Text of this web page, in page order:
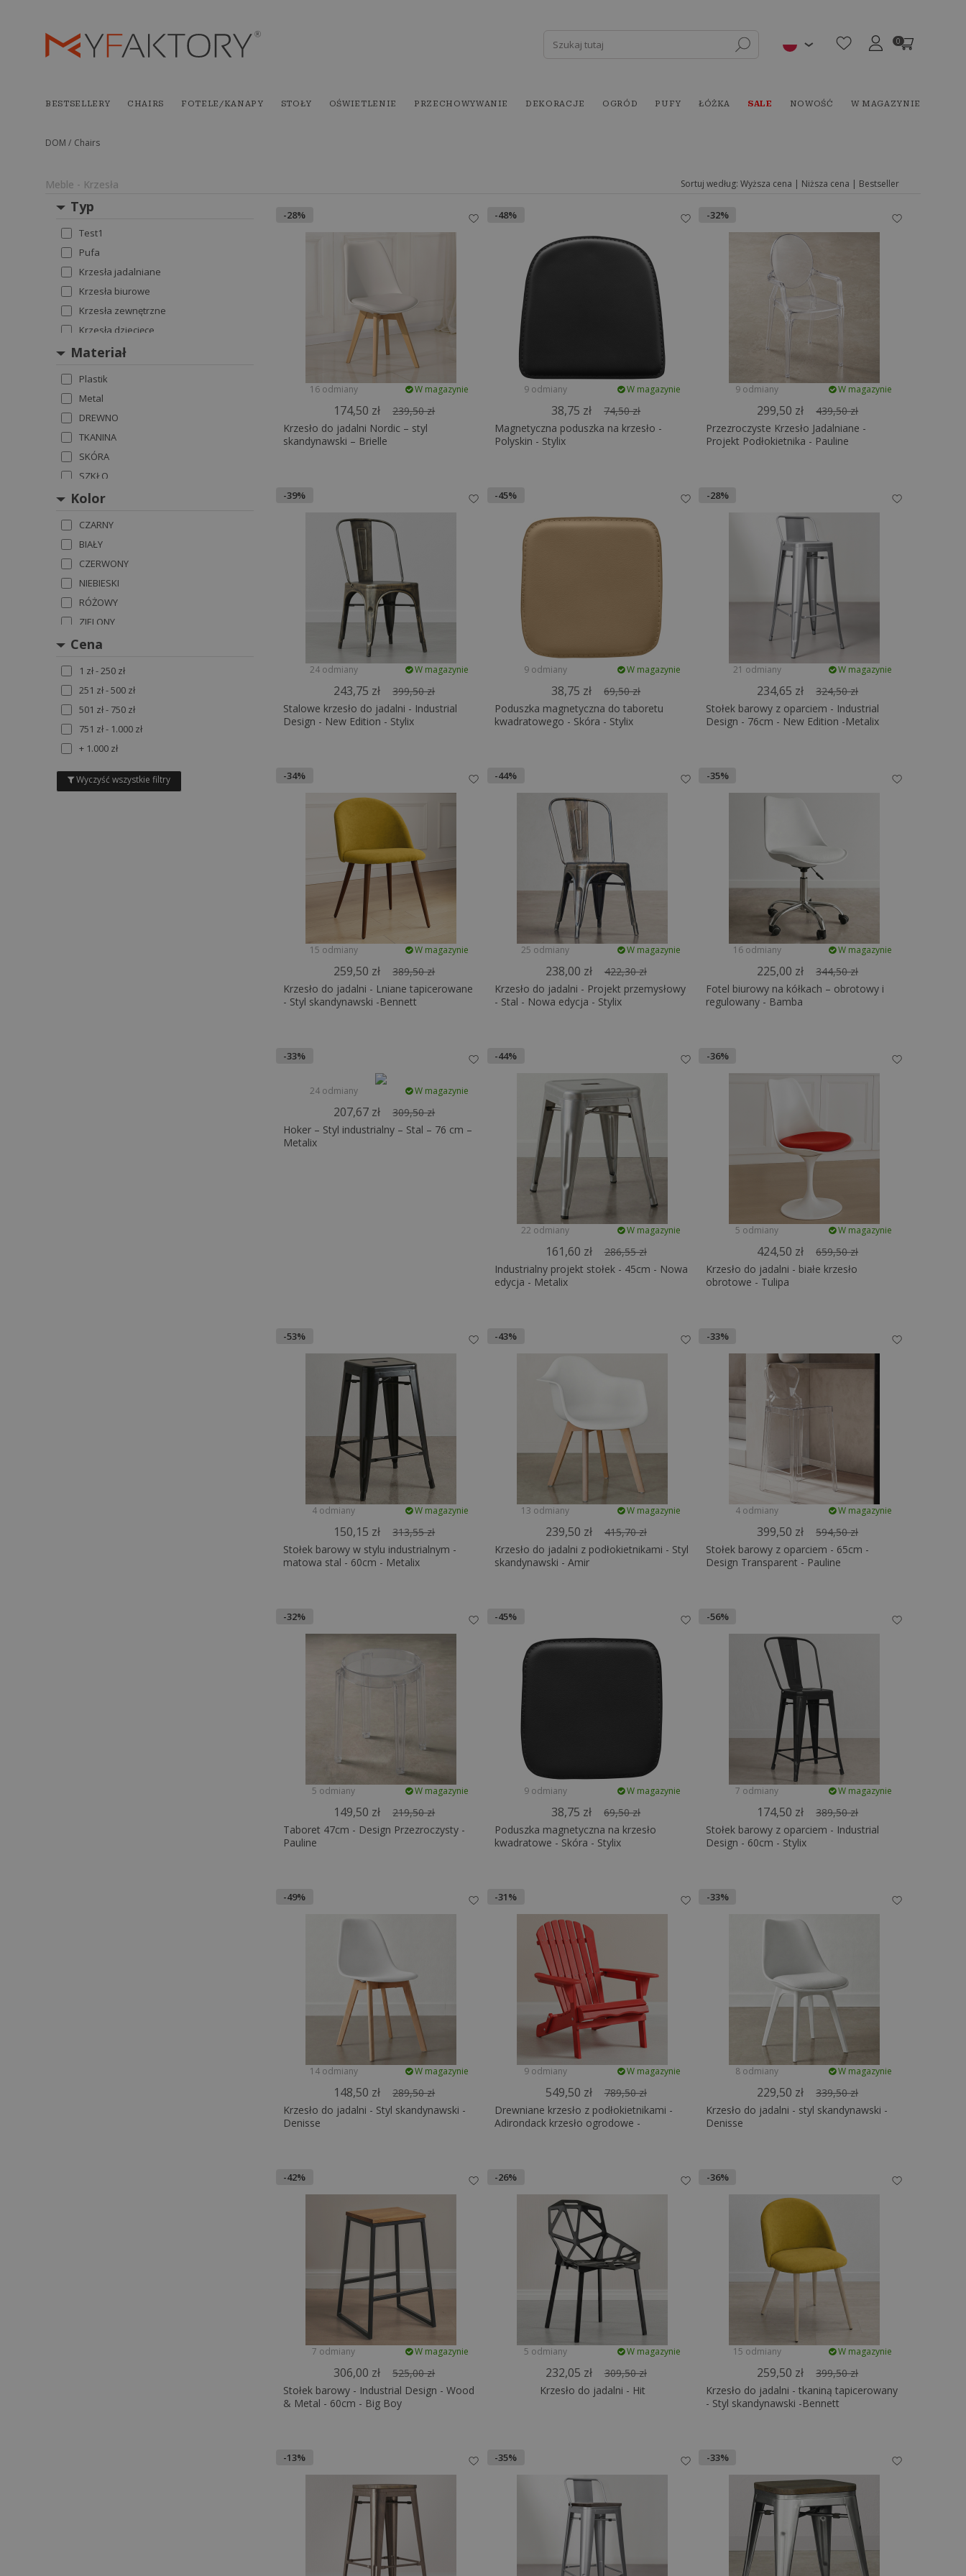
0
BESTSELLERY CHAIRS FOTELE/KANAPY STOŁY OŚWIETLENIE PRZECHOWYWANIE DEKORACJE OGRÓD PUFY ŁÓŻKA SALE NOWOŚĆ W MAGAZYNIE
DOM / Chairs
Meble - Krzesła Sortuj według: Wyższa cena | Niższa cena | Bestseller
Typ
Test1
Pufa
Krzesła jadalniane
Krzesła biurowe
Krzesła zewnętrzne
Krzesła dziecięce
Taborety
Materiał
Plastik
Metal
DREWNO
TKANINA
SKÓRA
SZKŁO
Kolor
CZARNY
BIAŁY
CZERWONY
NIEBIESKI
RÓŻOWY
ZIELONY
ŻÓŁTY
Cena
1 zł - 250 zł
251 zł - 500 zł
501 zł - 750 zł
751 zł - 1.000 zł
+ 1.000 zł
Wyczyść wszystkie filtry
-28%
16 odmiany W magazynie
174,50 zł
239,50 zł
Krzesło do jadalni Nordic – styl
skandynawski – Brielle
-48%
9 odmiany W magazynie
38,75 zł
74,50 zł
Magnetyczna poduszka na krzesło -
Polyskin - Stylix
-32%
9 odmiany W magazynie
299,50 zł
439,50 zł
Przezroczyste Krzesło Jadalniane -
Projekt Podłokietnika - Pauline
-39%
24 odmiany W magazynie
243,75 zł
399,50 zł
Stalowe krzesło do jadalni - Industrial
Design - New Edition - Stylix
-45%
9 odmiany W magazynie
38,75 zł
69,50 zł
Poduszka magnetyczna do taboretu
kwadratowego - Skóra - Stylix
-28%
21 odmiany W magazynie
234,65 zł
324,50 zł
Stołek barowy z oparciem - Industrial
Design - 76cm - New Edition -Metalix
-34%
15 odmiany W magazynie
259,50 zł
389,50 zł
Krzesło do jadalni - Lniane tapicerowane
- Styl skandynawski -Bennett
-44%
25 odmiany W magazynie
238,00 zł
422,30 zł
Krzesło do jadalni - Projekt przemysłowy
- Stal - Nowa edycja - Stylix
-35%
16 odmiany W magazynie
225,00 zł
344,50 zł
Fotel biurowy na kółkach – obrotowy i
regulowany - Bamba
-33%
24 odmiany W magazynie
207,67 zł
309,50 zł
Hoker – Styl industrialny – Stal – 76 cm –
Metalix
-44%
22 odmiany W magazynie
161,60 zł
286,55 zł
Industrialny projekt stołek - 45cm - Nowa
edycja - Metalix
-36%
5 odmiany W magazynie
424,50 zł
659,50 zł
Krzesło do jadalni - białe krzesło
obrotowe - Tulipa
-53%
4 odmiany W magazynie
150,15 zł
313,55 zł
Stołek barowy w stylu industrialnym -
matowa stal - 60cm - Metalix
-43%
13 odmiany W magazynie
239,50 zł
415,70 zł
Krzesło do jadalni z podłokietnikami - Styl
skandynawski - Amir
-33%
4 odmiany W magazynie
399,50 zł
594,50 zł
Stołek barowy z oparciem - 65cm -
Design Transparent - Pauline
-32%
5 odmiany W magazynie
149,50 zł
219,50 zł
Taboret 47cm - Design Przezroczysty -
Pauline
-45%
9 odmiany W magazynie
38,75 zł
69,50 zł
Poduszka magnetyczna na krzesło
kwadratowe - Skóra - Stylix
-56%
7 odmiany W magazynie
174,50 zł
389,50 zł
Stołek barowy z oparciem - Industrial
Design - 60cm - Stylix
-49%
14 odmiany W magazynie
148,50 zł
289,50 zł
Krzesło do jadalni - Styl skandynawski -
Denisse
-31%
9 odmiany W magazynie
549,50 zł
789,50 zł
Drewniane krzesło z podłokietnikami -
Adirondack krzesło ogrodowe -
-33%
8 odmiany W magazynie
229,50 zł
339,50 zł
Krzesło do jadalni - styl skandynawski -
Denisse
-42%
7 odmiany W magazynie
306,00 zł
525,00 zł
Stołek barowy - Industrial Design - Wood
& Metal - 60cm - Big Boy
-26%
5 odmiany W magazynie
232,05 zł
309,50 zł
Krzesło do jadalni - Hit
-36%
15 odmiany W magazynie
259,50 zł
399,50 zł
Krzesło do jadalni - tkaniną tapicerowany
- Styl skandynawski -Bennett
-13% -35% -33%